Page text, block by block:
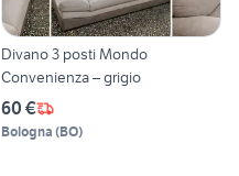
Divano 3 posti Mondo
Convenienza – grigio
60 €
Bologna (BO)